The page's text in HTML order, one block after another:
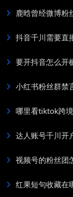
鹿晗曾经微博粉
抖音千川需要直
要开抖音怎么开
小红书粉丝群禁
哪里看tiktok跨
达人账号千川开
视频号的粉丝团
红果短句收藏在